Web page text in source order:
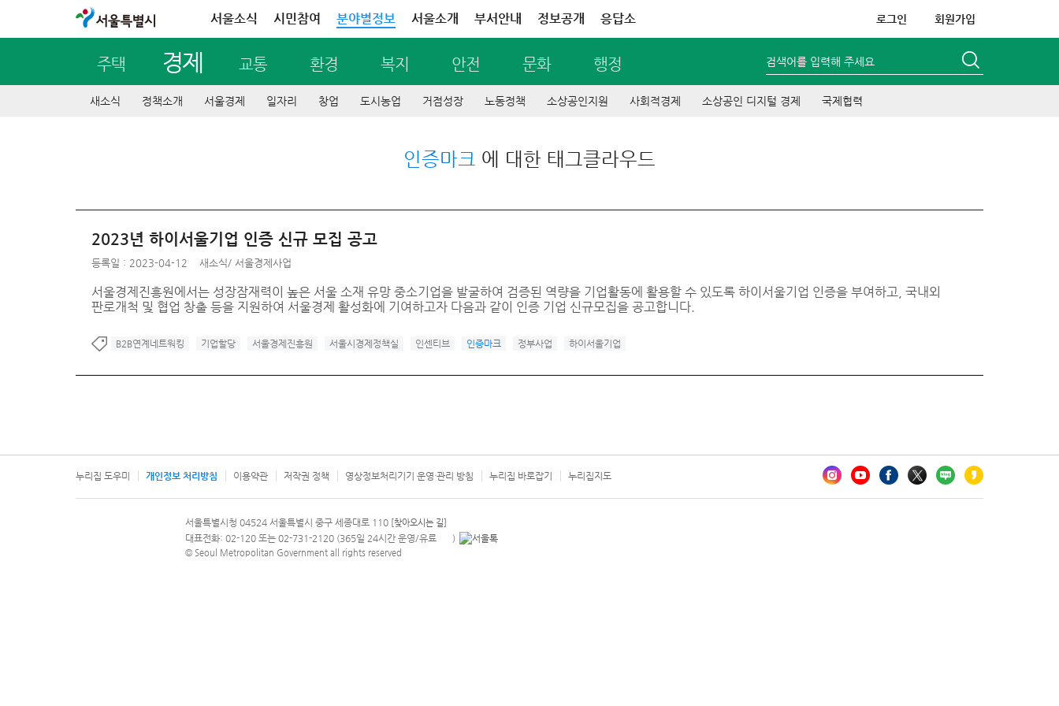
서울특별시 서울소식 시민참여 분야별정보 서울소개 부서안내 정보공개 응답소 로그인 회원가입
주택 경제 교통 환경 복지 안전 문화 행정 검색어를 입력해 주세요
새소식 정책소개 서울경제 일자리 창업 도시농업 거점성장 노동정책 소상공인지원 사회적경제 소상공인 디지털 경제 국제협력
인증마크 에 대한 태그클라우드
2023년 하이서울기업 인증 신규 모집 공고
등록일 : 2023-04-12 새소식/ 서울경제사업
서울경제진흥원에서는 성장잠재력이 높은 서울 소재 유망 중소기업을 발굴하여 검증된 역량을 기업활동에 활용할 수 있도록 하이서울기업 인증을 부여하고, 국내외
판로개척 및 협업 창출 등을 지원하여 서울경제 활성화에 기여하고자 다음과 같이 인증 기업 신규모집을 공고합니다.
B2B연계네트워킹 기업할당 서울경제진흥원 서울시경제정책실 인센티브 인증마크 정부사업 하이서울기업
누리집 도우미 개인정보 처리방침 이용약관 저작권 정책 영상정보처리기기 운영·관리 방침 누리집 바로잡기 누리집지도
문의 전화번호 120, 120 다산콜재단
서울특별시청 04524 서울특별시 중구 세종대로 110 [찾아오시는 길]
대표전화: 02-120 또는 02-731-2120 (365일 24시간 운영/유료 안내팝업 열기
)
© Seoul Metropolitan Government all rights reserved